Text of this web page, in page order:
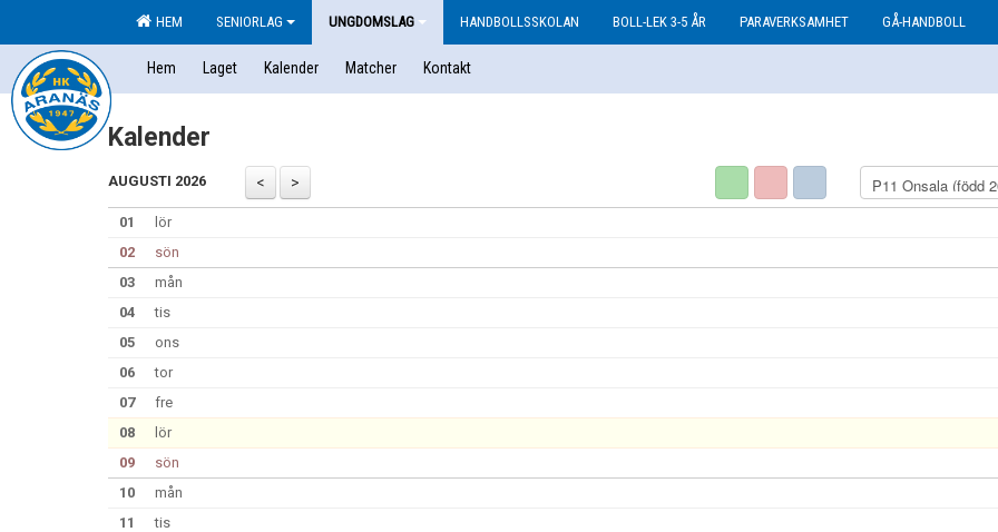
HEM SENIORLAG UNGDOMSLAG HANDBOLLSSKOLAN BOLL-LEK 3-5 ÅR PARAVERKSAMHET GÅ-HANDBOLL
Hem Laget Kalender Matcher Kontakt
Kalender
AUGUSTI 2026
01
lör
02
sön
03
mån
04
tis
05
ons
06
tor
07
fre
08
lör
09
sön
10
mån
11
tis